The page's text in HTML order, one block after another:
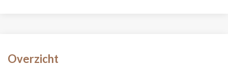
Overzicht